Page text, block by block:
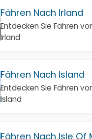
Fähren Nach Irland
Entdecken Sie Fähren
Irland
Fähren Nach Island
Entdecken Sie Fähren
Island
Fähren Nach Isle Of